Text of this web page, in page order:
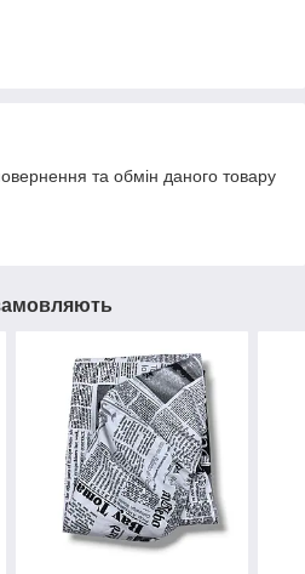
та обмін даного товару